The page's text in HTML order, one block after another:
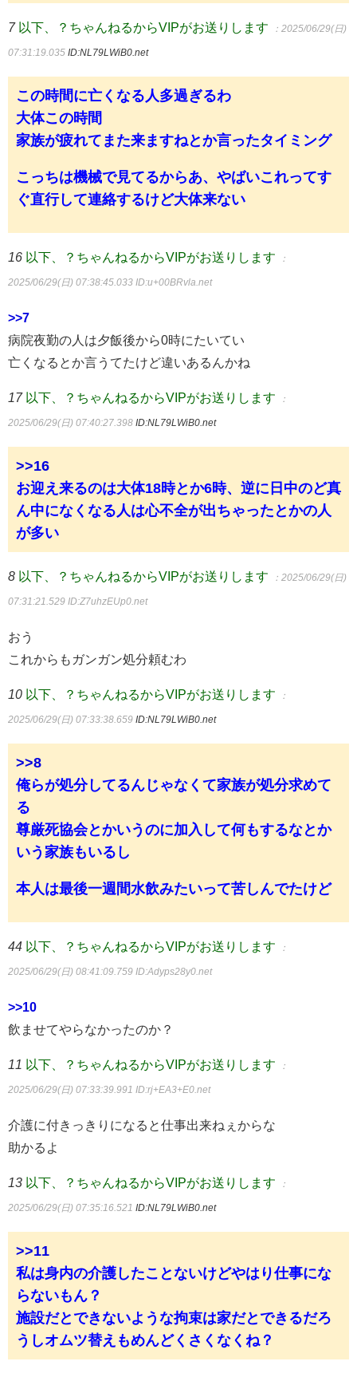
7 以下、？ちゃんねるからVIPがお送りします ：2025/06/29(日)
07:31:19.035 ID:NL79LWiB0.net
この時間に亡くなる人多過ぎるわ
大体この時間
家族が疲れてまた来ますねとか言ったタイミング
こっちは機械で見てるからあ、やばいこれってす
ぐ直行して連絡するけど大体来ない
16 以下、？ちゃんねるからVIPがお送りします ：
2025/06/29(日) 07:38:45.033 ID:u+00BRvla.net
>>7
病院夜勤の人は夕飯後から0時にたいてい
亡くなるとか言うてたけど違いあるんかね
17 以下、？ちゃんねるからVIPがお送りします ：
2025/06/29(日) 07:40:27.398 ID:NL79LWiB0.net
>>16
お迎え来るのは大体18時とか6時、逆に日中のど真
ん中になくなる人は心不全が出ちゃったとかの人
が多い
8 以下、？ちゃんねるからVIPがお送りします ：2025/06/29(日)
07:31:21.529 ID:Z7uhzEUp0.net
おう
これからもガンガン処分頼むわ
10 以下、？ちゃんねるからVIPがお送りします ：
2025/06/29(日) 07:33:38.659 ID:NL79LWiB0.net
>>8
俺らが処分してるんじゃなくて家族が処分求めて
る
尊厳死協会とかいうのに加入して何もするなとか
いう家族もいるし
本人は最後一週間水飲みたいって苦しんでたけど
44 以下、？ちゃんねるからVIPがお送りします ：
2025/06/29(日) 08:41:09.759 ID:Adyps28y0.net
>>10
飲ませてやらなかったのか？
11 以下、？ちゃんねるからVIPがお送りします ：
2025/06/29(日) 07:33:39.991 ID:rj+EA3+E0.net
介護に付きっきりになると仕事出来ねぇからな
助かるよ
13 以下、？ちゃんねるからVIPがお送りします ：
2025/06/29(日) 07:35:16.521 ID:NL79LWiB0.net
>>11
私は身内の介護したことないけどやはり仕事にな
らないもん？
施設だとできないような拘束は家だとできるだろ
うしオムツ替えもめんどくさくなくね？